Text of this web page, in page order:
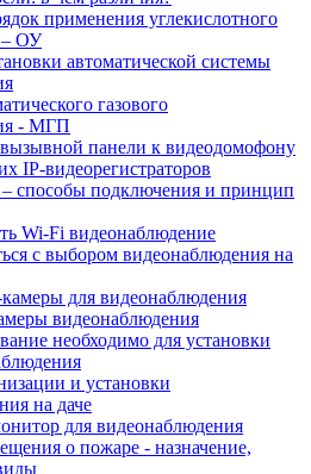
применения углекислотного
– ОУ
автоматической системы
газового
- МГП
панели к видеодомофону
IP-видеорегистраторов
способы подключения и принцип
Wi-Fi видеонаблюдение
с выбором видеонаблюдения на
для видеонаблюдения
видеонаблюдения
необходимо для установки
и установки
на даче
для видеонаблюдения
о пожаре - назначение,